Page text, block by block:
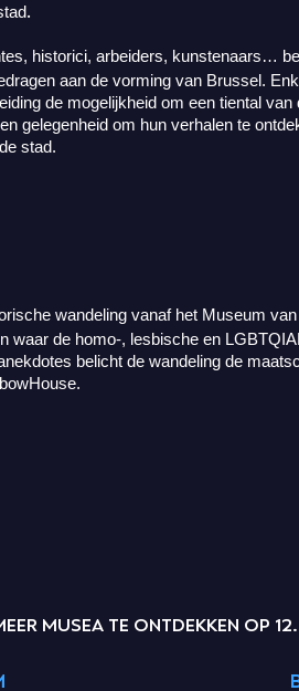
.
historici, arbeiders, kunstenaars…
aan de vorming van Brussel.
de mogelijkheid om een tiental
gelegenheid om hun verhalen te
stad.
wandeling vanaf het Museum
waar de homo-, lesbische en
belicht de wandeling de
MUSEA TE ONTDEKKEN OP